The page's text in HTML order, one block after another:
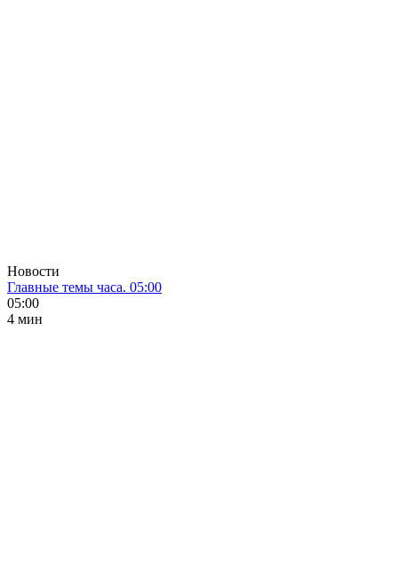
Новости
Главные темы часа. 05:00
05:00
4 мин